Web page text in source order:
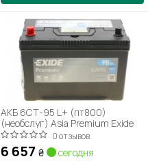
АКБ 6СТ-95 L+ (пт800)
(необслуг) Asia Premium Exide
0 отзывов
6 657 ₴ сегодня